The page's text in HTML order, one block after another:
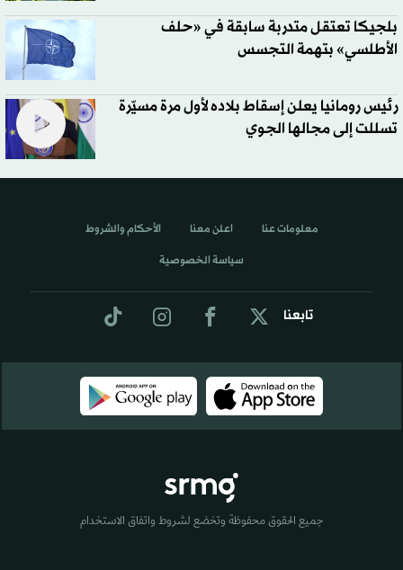
بلجيكا تعتقل متدربة سابقة في «حلف
الأطلسي» بتهمة التجسس
رئيس رومانيا يعلن إسقاط بلاده لأول مرة مسيّرة
تسللت إلى مجالها الجوي
تابعنا
معلومات عنا اعلن معنا الأحكام والشروط
سياسة الخصوصية
جميع الحقوق محفوظة وتخضع لشروط واتفاق الاستخدام